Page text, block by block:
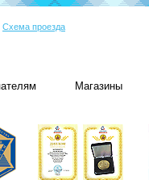
Схема проезда
Магазины